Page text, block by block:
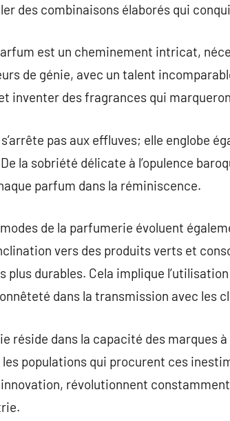
des combinaisons élaborés qui
est un cheminement intricat,
de génie, avec un talent
inventer des fragrances qui
pas aux effluves; elle englobe
la sobriété délicate à l’opulence
parfum dans la réminiscence.
de la parfumerie évoluent
vers des produits verts et
plus durables. Cela implique
dans la transmission avec les
réside dans la capacité des marques
populations qui procurent ces
révolutionnent